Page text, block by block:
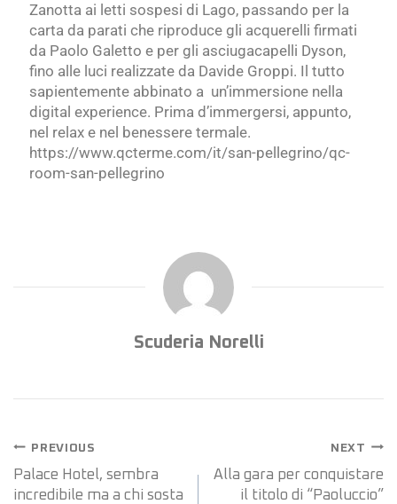
Zanotta ai letti sospesi di Lago, passando per la
carta da parati che riproduce gli acquerelli firmati
da Paolo Galetto e per gli asciugacapelli Dyson,
fino alle luci realizzate da Davide Groppi. Il tutto
sapientemente abbinato a un’immersione nella
digital experience. Prima d’immergersi, appunto,
nel relax e nel benessere termale.
https://www.qcterme.com/it/san-pellegrino/qc-
room-san-pellegrino
Scuderia Norelli
PREVIOUS
Palace Hotel, sembra
incredibile ma a chi sosta
NEXT
Alla gara per conquistare
il titolo di “Paoluccio”